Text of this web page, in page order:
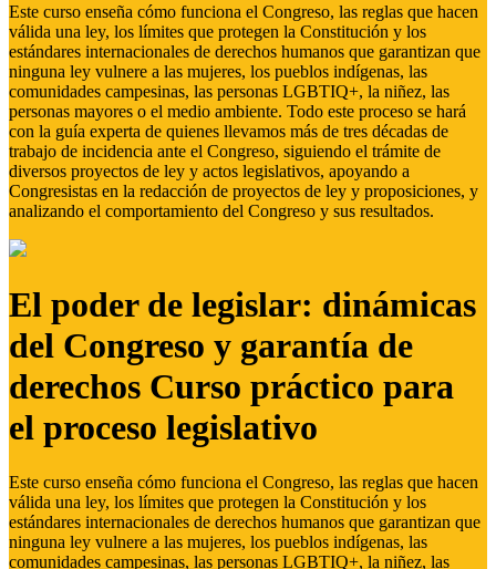
Este curso enseña cómo funciona el Congreso, las reglas que hacen
válida una ley, los límites que protegen la Constitución y los
estándares internacionales de derechos humanos que garantizan que
ninguna ley vulnere a las mujeres, los pueblos indígenas, las
comunidades campesinas, las personas LGBTIQ+, la niñez, las
personas mayores o el medio ambiente. Todo este proceso se hará
con la guía experta de quienes llevamos más de tres décadas de
trabajo de incidencia ante el Congreso, siguiendo el trámite de
diversos proyectos de ley y actos legislativos, apoyando a
Congresistas en la redacción de proyectos de ley y proposiciones, y
analizando el comportamiento del Congreso y sus resultados.
El poder de legislar: dinámicas
del Congreso y garantía de
derechos Curso práctico para
el proceso legislativo
Este curso enseña cómo funciona el Congreso, las reglas que hacen
válida una ley, los límites que protegen la Constitución y los
estándares internacionales de derechos humanos que garantizan que
ninguna ley vulnere a las mujeres, los pueblos indígenas, las
comunidades campesinas, las personas LGBTIQ+, la niñez, las